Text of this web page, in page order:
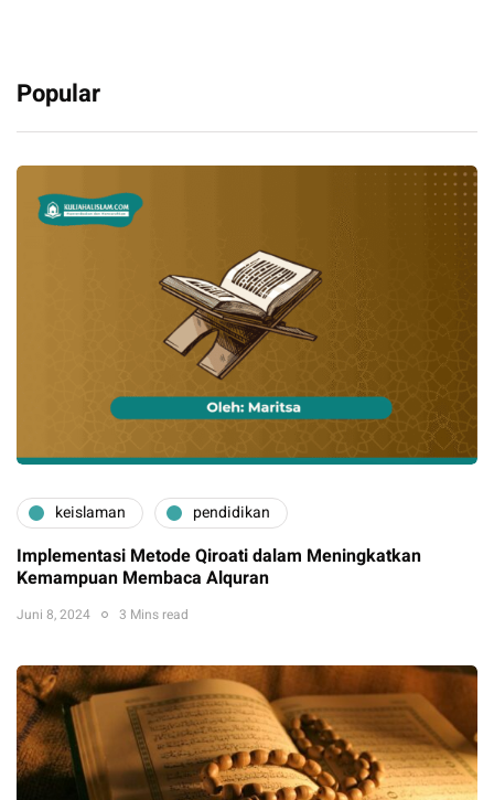
Popular
keislaman pendidikan
Implementasi Metode Qiroati dalam Meningkatkan
Kemampuan Membaca Alquran
Juni 8, 2024 3 Mins read